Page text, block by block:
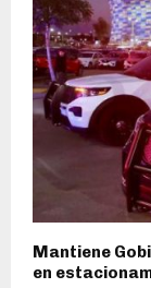
Mantiene
en